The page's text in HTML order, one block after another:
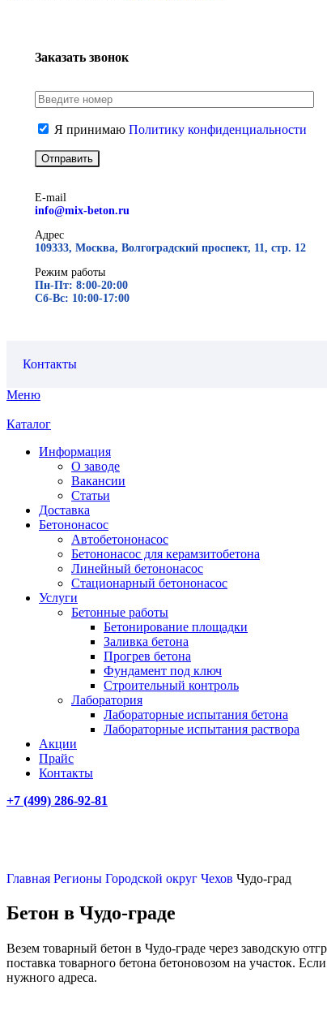
Заказать звонок
Я принимаю Политику конфиденциальности
E-mail
info@mix-beton.ru
Адрес
109333, Москва, Волгоградский проспект, 11, стр. 12
Режим работы
Пн-Пт: 8:00-20:00
Сб-Вс: 10:00-17:00
Контакты
Меню
Каталог
Информация
О заводе
Вакансии
Статьи
Доставка
Бетононасос
Автобетононасос
Бетононасос для керамзитобетона
Линейный бетононасос
Стационарный бетононасос
Услуги
Бетонные работы
Бетонирование площадки
Заливка бетона
Прогрев бетона
Фундамент под ключ
Строительный контроль
Лаборатория
Лабораторные испытания бетона
Лабораторные испытания раствора
Акции
Прайс
Контакты
+7 (499) 286-92-81
Главная Регионы Городской округ Чехов Чудо-град
Бетон в Чудо-граде
Везем товарный бетон в Чудо-граде через заводскую
поставка товарного бетона бетоновозом на участок.
нужного адреса.